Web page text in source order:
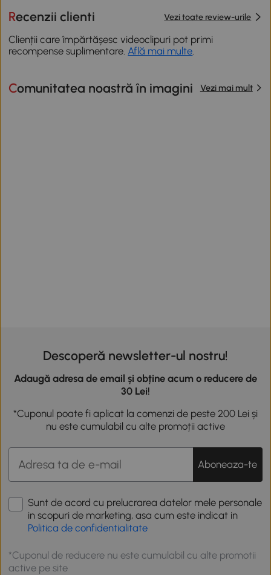
Recenzii clienti Vezi toate review-urile
Clienții care împărtășesc videoclipuri pot primi
recompense suplimentare. Află mai multe
Comunitatea noastră în imagini Vezi mai mult
Descoperă newsletter-ul nostru!
Adaugă adresa de email și obține acum o reducere de
30 Lei!
*Cuponul poate fi aplicat la comenzi de peste 200 Lei și
nu este cumulabil cu alte promoții active
Aboneaza-te
Sunt de acord cu prelucrarea datelor mele personale
in scopuri de marketing, asa cum este indicat in
Politica de confidentialitate
*Cuponul de reducere nu este cumulabil cu alte promotii
active pe site